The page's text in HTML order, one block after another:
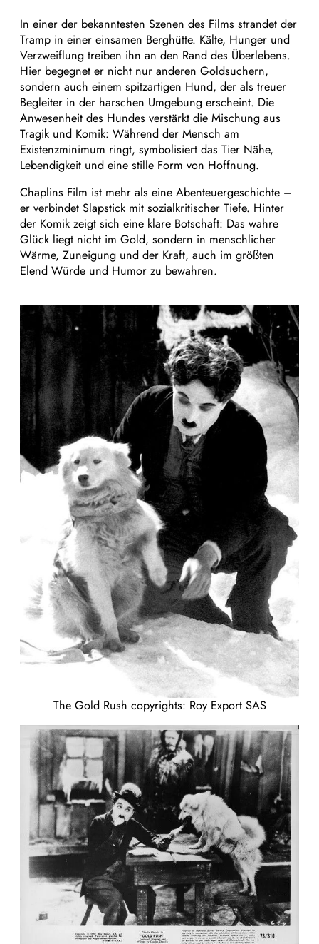
In einer der bekanntesten Szenen des Films strandet der
Tramp in einer einsamen Berghütte. Kälte, Hunger und
Verzweiflung treiben ihn an den Rand des Überlebens.
Hier begegnet er nicht nur anderen Goldsuchern,
sondern auch einem spitzartigen Hund, der als treuer
Begleiter in der harschen Umgebung erscheint. Die
Anwesenheit des Hundes verstärkt die Mischung aus
Tragik und Komik: Während der Mensch am
Existenzminimum ringt, symbolisiert das Tier Nähe,
Lebendigkeit und eine stille Form von Hoffnung.
Chaplins Film ist mehr als eine Abenteuergeschichte –
er verbindet Slapstick mit sozialkritischer Tiefe. Hinter
der Komik zeigt sich eine klare Botschaft: Das wahre
Glück liegt nicht im Gold, sondern in menschlicher
Wärme, Zuneigung und der Kraft, auch im größten
Elend Würde und Humor zu bewahren.
The Gold Rush copyrights: Roy Export SAS